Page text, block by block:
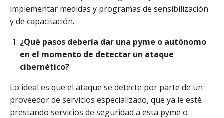
implementar medidas y programas de sensibilización
y de capacitación.
¿Qué pasos debería dar una pyme o autónomo
en el momento de detectar un ataque
cibernético?
Lo ideal es que el ataque se detecte por parte de un
proveedor de servicios especializado, que ya le esté
prestando servicios de seguridad a esta pyme o